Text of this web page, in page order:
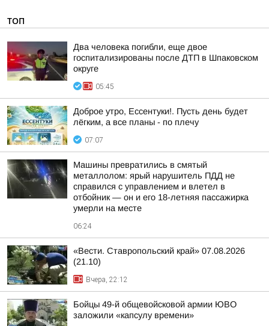
ТОП
Два человека погибли, еще двое
госпитализированы после ДТП в Шпаковском
округе
05:45
Доброе утро, Ессентуки!. Пусть день будет
лёгким, а все планы - по плечу
07:07
Машины превратились в смятый
металлолом: ярый нарушитель ПДД не
справился с управлением и влетел в
отбойник — он и его 18-летняя пассажирка
умерли на месте
06:24
«Вести. Ставропольский край» 07.08.2026
(21.10)
Вчера, 22:12
Бойцы 49-й общевойсковой армии ЮВО
заложили «капсулу времени»